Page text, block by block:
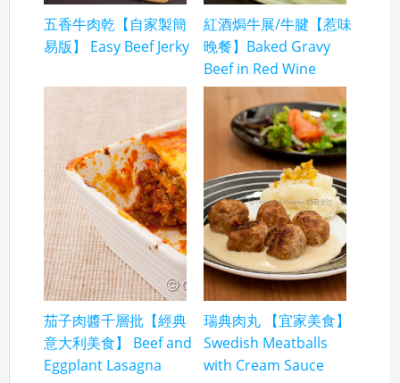
五香牛肉乾【自家製簡
易版】 Easy Beef Jerky
紅酒焗牛展/牛腱【惹味
晚餐】Baked Gravy
Beef in Red Wine
茄子肉醬千層批【經典
意大利美食】 Beef and
Eggplant Lasagna
瑞典肉丸 【宜家美食】
Swedish Meatballs
with Cream Sauce